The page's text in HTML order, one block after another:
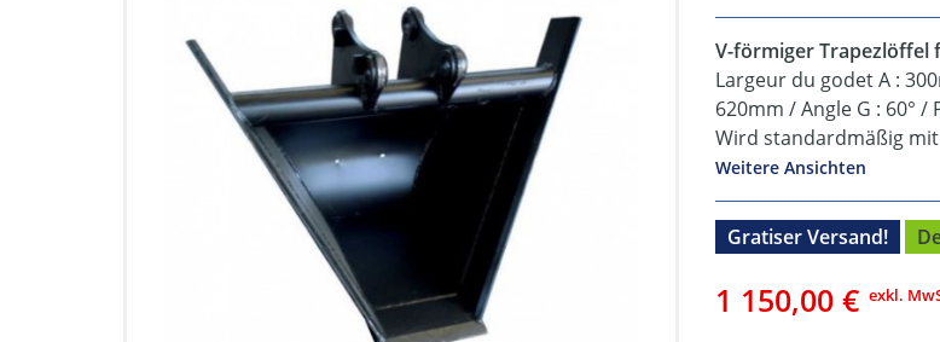
V-förmiger Trapezlöffel
Largeur du godet A :
620mm / Angle G : 60° /
Wird standardmäßig
Weitere Ansichten
Gratiser Versand!
1 150,00 € exkl.